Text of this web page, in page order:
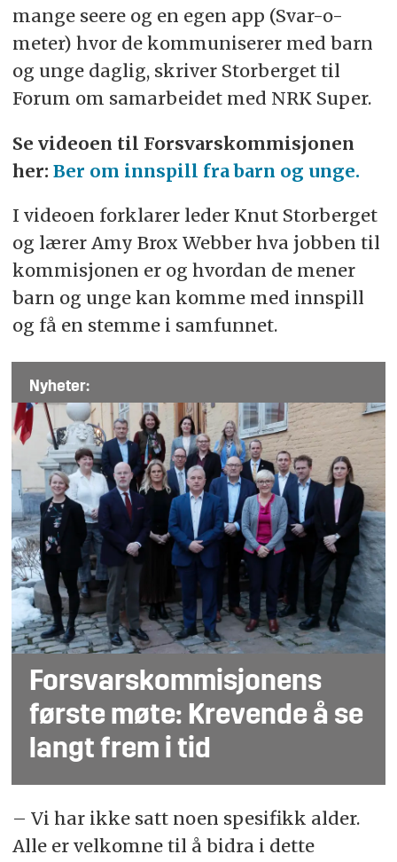
mange seere og en egen app (Svar-o-
meter) hvor de kommuniserer med barn
og unge daglig, skriver Storberget til
Forum om samarbeidet med NRK Super.
Se videoen til Forsvarskommisjonen
her: Ber om innspill fra barn og unge.
I videoen forklarer leder Knut Storberget
og lærer Amy Brox Webber hva jobben til
kommisjonen er og hvordan de mener
barn og unge kan komme med innspill
og få en stemme i samfunnet.
Nyheter:
Forsvarskommisjonens
første møte: Krevende å se
langt frem i tid
– Vi har ikke satt noen spesifikk alder.
Alle er velkomne til å bidra i dette